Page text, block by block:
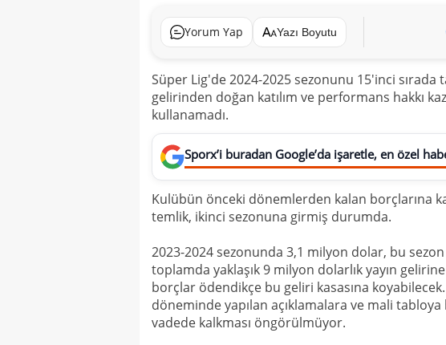
Yorum Yap Yazı Boyutu
Süper Lig'de 2024-2025 sezonunu 15'inci sırada
gelirinden doğan katılım ve performans hakkı
kullanamadı.
Sporx’i buradan Google’da işaretle, en özel
Kulübün önceki dönemlerden kalan borçlarına
temlik, ikinci sezonuna girmiş durumda.
2023-2024 sezonunda 3,1 milyon dolar, bu
toplamda yaklaşık 9 milyon dolarlık yayın
borçlar ödendikçe bu geliri kasasına
döneminde yapılan açıklamalara ve mali tabloya
vadede kalkması öngörülmüyor.